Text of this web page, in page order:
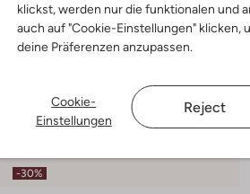
klickst, werden nur die funktionalen und
auch auf "Cookie-Einstellungen" klicken,
deine Präferenzen anzupassen.
Cookie-
Einstellungen
Reject
-30%